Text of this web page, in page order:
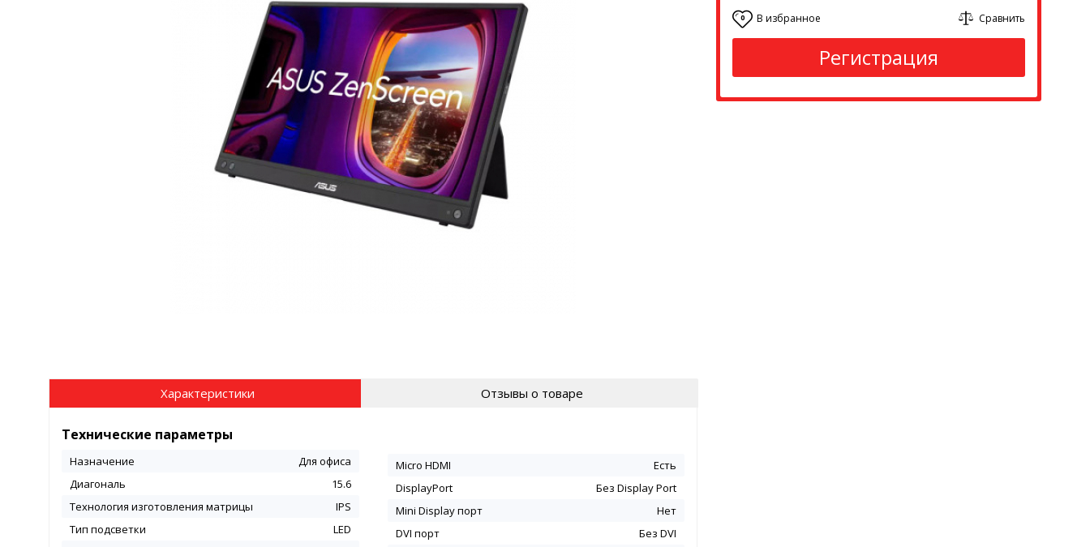
0 В избранное Сравнить
Регистрация
Характеристики Отзывы о товаре
Технические параметры
Назначение
Для офиса
Диагональ
15.6
Технология изготовления матрицы
IPS
Тип подсветки
LED
Micro HDMI
Есть
DisplayPort
Без Display Port
Mini Display порт
Нет
DVI порт
Без DVI